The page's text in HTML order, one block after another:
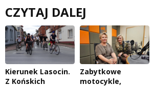
CZYTAJ DALEJ
Kierunek Lasocin.
Z Końskich
Zabytkowe
motocykle,